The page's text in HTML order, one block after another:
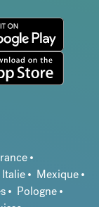
Italie
Mexique
Pologne